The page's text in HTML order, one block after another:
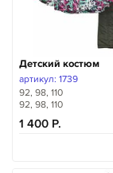
Детский костюм
артикул: 1739
92, 98, 110
92, 98, 110
1 400